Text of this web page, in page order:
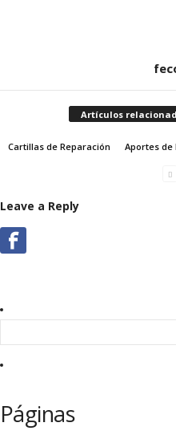
Artículos
Cartillas de Reparación Aportes de
Leave a Reply
Páginas